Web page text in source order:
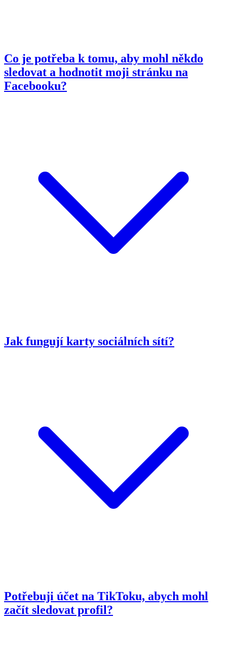
Co je potřeba k tomu, aby mohl někdo
sledovat a hodnotit moji stránku na
Facebooku?
Jak fungují karty sociálních sítí?
Potřebuji účet na TikToku, abych mohl
začít sledovat profil?